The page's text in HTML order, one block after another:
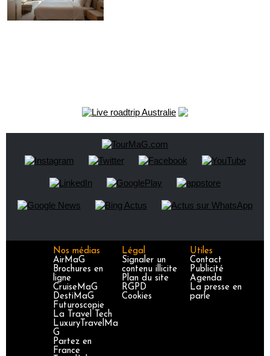
Nos médias
AirMaG
Brochures en
ligne
CruiseMaG
DestiMaG
Futuroscopie
La Travel Tech
LuxuryTravelMa
G
Partez en
France
Légal
Signaler un
contenu illicite
Plan du site
RGPD
Cookies
Utiles
Contact
Publicité
Agenda
La presse en
parle